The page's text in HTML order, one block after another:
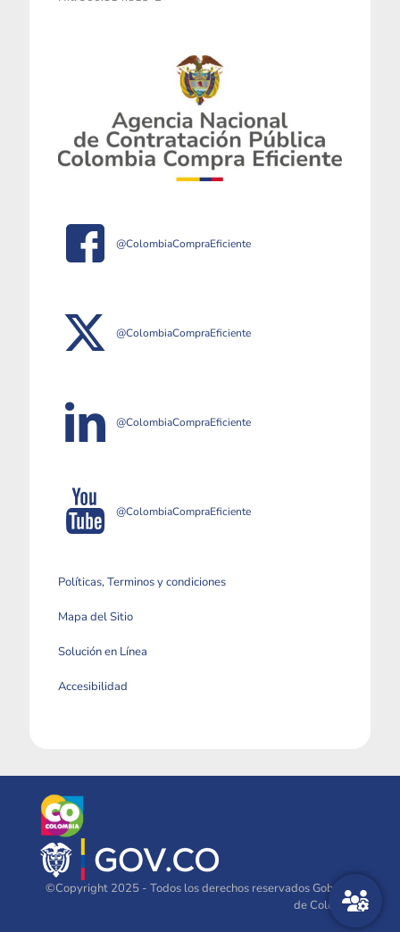
@ColombiaCompraEficiente
@ColombiaCompraEficiente
@ColombiaCompraEficiente
@ColombiaCompraEficiente
Políticas, Terminos y condiciones
Mapa del Sitio
Solución en Línea
Accesibilidad
©Copyright 2025 - Todos los derechos reservados Gobierno
de Colombia